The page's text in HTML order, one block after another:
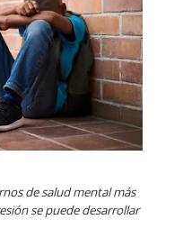
de salud mental más
se puede desarrollar